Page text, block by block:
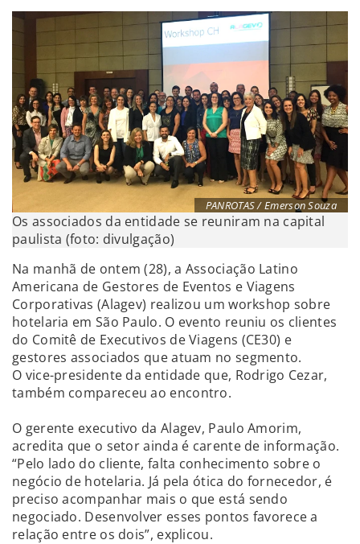
PANROTAS / Emerson Souza
Os associados da entidade se reuniram na capital
paulista (foto: divulgação)
Na manhã de ontem (28), a Associação Latino
Americana de Gestores de Eventos e Viagens
Corporativas (Alagev) realizou um workshop sobre
hotelaria em São Paulo. O evento reuniu os clientes
do Comitê de Executivos de Viagens (CE30) e
gestores associados que atuam no segmento.
O vice-presidente da entidade que, Rodrigo Cezar,
também compareceu ao encontro.
O gerente executivo da Alagev, Paulo Amorim,
acredita que o setor ainda é carente de informação.
“Pelo lado do cliente, falta conhecimento sobre o
negócio de hotelaria. Já pela ótica do fornecedor, é
preciso acompanhar mais o que está sendo
negociado. Desenvolver esses pontos favorece a
relação entre os dois”, explicou.